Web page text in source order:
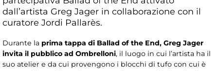
dall’artista Greg Jager in collaborazione con il
curatore Jordi Pallarès.
Durante la prima tappa di Ballad of the End, Greg Jager
invita il pubblico ad Ombrelloni, il luogo in cui l’artista ha il
suo atelier e da cui provengono i blocchi di tufo con cui è